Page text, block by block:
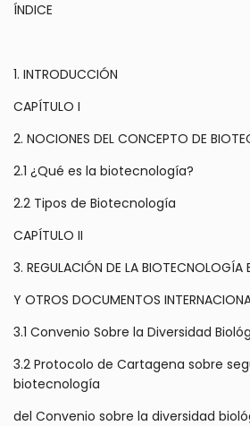
ÍNDICE
1. INTRODUCCIÓN
CAPÍTULO I
2. NOCIONES DEL CONCEPTO DE
2.1 ¿Qué es la biotecnología?
2.2 Tipos de Biotecnología
CAPÍTULO II
3. REGULACIÓN DE LA BIOTECNOLOGÍA
Y OTROS DOCUMENTOS
3.1 Convenio Sobre la Diversidad
3.2 Protocolo de Cartagena sobre
biotecnología
del Convenio sobre la diversidad